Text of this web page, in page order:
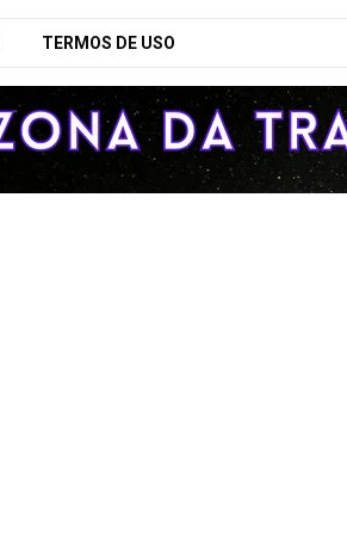
TERMOS DE USO